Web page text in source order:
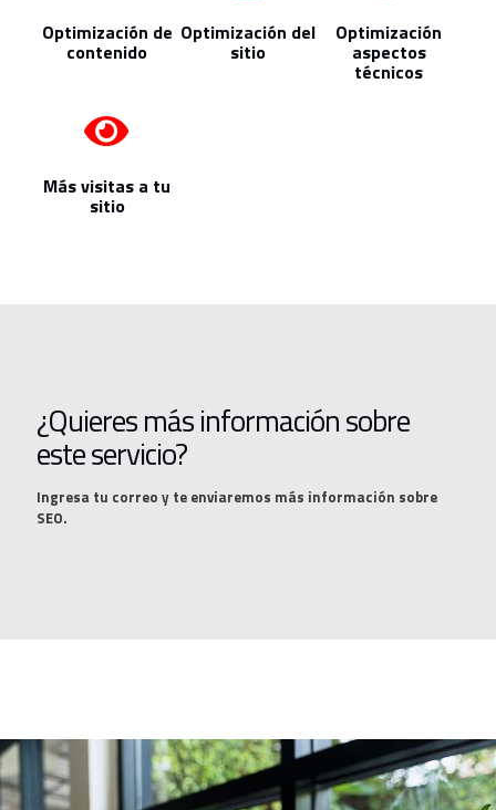
Optimización de
contenido
Optimización del
sitio
Optimización
aspectos
técnicos
Más visitas a tu
sitio
¿Quieres más información sobre
este servicio?
Ingresa tu correo y te enviaremos más información sobre
SEO.